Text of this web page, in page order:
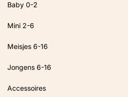
Baby 0-2
Mini 2-6
Meisjes 6-16
Jongens 6-16
Accessoires